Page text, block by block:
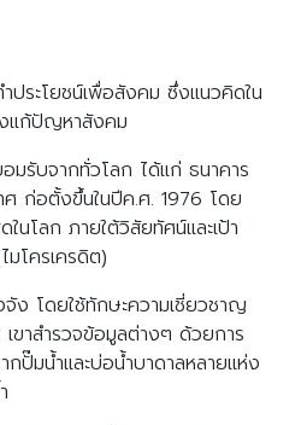
ประโยชน์เพื่อสังคม ซึ่งแนวคิดใน
งแก้ปัญหาสังคม
มรับจากทั่วโลก ได้แก่ ธนาคาร
ก่อตั้งขึ้นในปีค.ศ. 1976 โดย
นโลก ภายใต้วิสัยทัศน์และเป้า
โครเครดิต)
ง โดยใช้ทักษะความเชี่ยวชาญ
ขาสำรวจข้อมูลต่างๆ ด้วยการ
ปั๊มน้ำและบ่อน้ำบาดาลหลายแห่ง